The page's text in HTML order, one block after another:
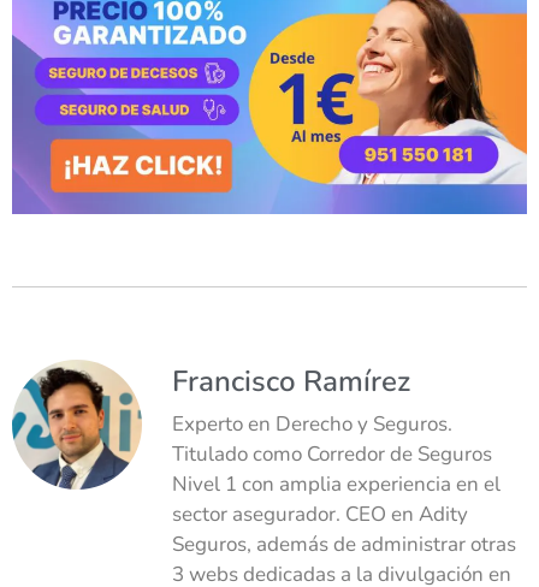
Francisco Ramírez
Experto en Derecho y Seguros.
Titulado como Corredor de Seguros
Nivel 1 con amplia experiencia en el
sector asegurador. CEO en Adity
Seguros, además de administrar otras
3 webs dedicadas a la divulgación en